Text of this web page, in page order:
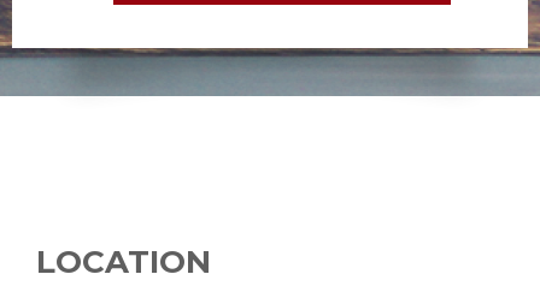
LOCATION